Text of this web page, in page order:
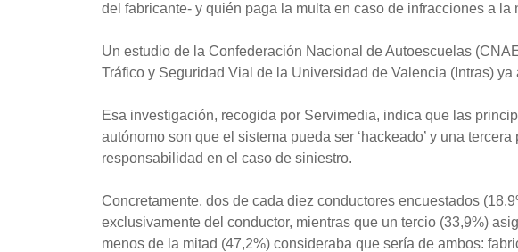
del fabricante- y quién paga la multa en caso de infracciones a la
Un estudio de la Confederación Nacional de Autoescuelas
Tráfico y Seguridad Vial de la Universidad de Valencia (Intras)
Esa investigación, recogida por Servimedia, indica que las
autónomo son que el sistema pueda ser ‘hackeado’ y una
responsabilidad en el caso de siniestro.
Concretamente, dos de cada diez conductores encuestados
exclusivamente del conductor, mientras que un tercio (33,9%)
menos de la mitad (47,2%) consideraba que sería de ambos: